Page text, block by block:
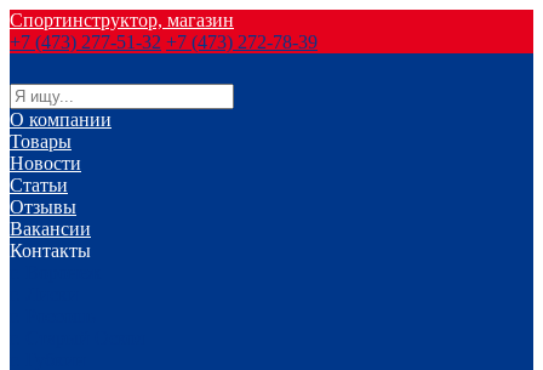
Спортинструктор, магазин
+7 (473) 277-51-32 +7 (473) 272-78-39
О компании
Товары
Новости
Статьи
Отзывы
Вакансии
Контакты